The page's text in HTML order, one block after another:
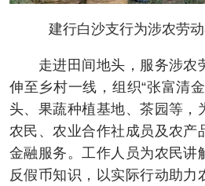
建行白沙支行为涉农劳
走进田间地头，服务涉农
伸至乡村一线，组织“张富清
头、果蔬种植基地、茶园等，
农民、农业合作社成员及农产
金融服务。工作人员为农民讲
反假币知识，以实际行动助力